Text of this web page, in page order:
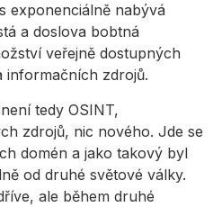
exponenciálně nabývá
a doslova bobtná
veřejně dostupných
informačních zdrojů.
tedy OSINT,
zdrojů, nic nového. Jde se
domén a jako takový byl
od druhé světové války.
ale během druhé